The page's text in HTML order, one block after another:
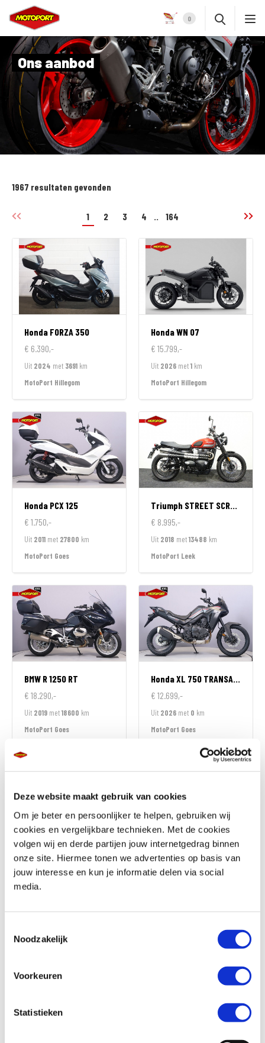
Deze website maakt gebruik van cookies
Om je beter en persoonlijker te helpen, gebruiken wij
cookies en vergelijkbare technieken. Met de cookies
volgen wij en derde partijen jouw internetgedrag binnen
onze site. Hiermee tonen we advertenties op basis van
jouw interesse en kun je informatie delen via social
media.
Noodzakelijk
Voorkeuren
Statistieken
0
Ons aanbod
1967 resultaten gevonden
1 2 3 4 .. 164
Honda FORZA 350
€ 6.390,-
Uit 2024 met 3691 km
MotoPort Hillegom
HondaWN 07
€ 15.799,-
Uit 2026 met1 km
MotoPort Hillegom
Honda PCX 125
€ 1.750,-
Uit 2011 met 27800 km
MotoPort Goes
Triumph STREET SCRAMBLER 900
€ 8.995,-
Uit 2018 met13488 km
MotoPort Leek
BMW R 1250 RT
€ 18.290,-
Uit 2019 met18600 km
MotoPort Goes
HondaXL 750 TRANSALP
€ 12.699,-
Uit 2026 met 0 km
MotoPort Goes
Triumph BONNEVILLE T100
€ 11.490,-
Uit2024
Honda
XL 750 TRANSALP
€ 12.699,-
CBR 650 R ABS